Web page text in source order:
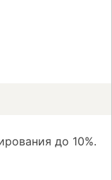
до 10%.